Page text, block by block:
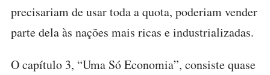
precisariam de usar toda a quota, poderiam vender
parte dela às nações mais ricas e industrializadas.
O capítulo 3, “Uma Só Economia”, consiste quase